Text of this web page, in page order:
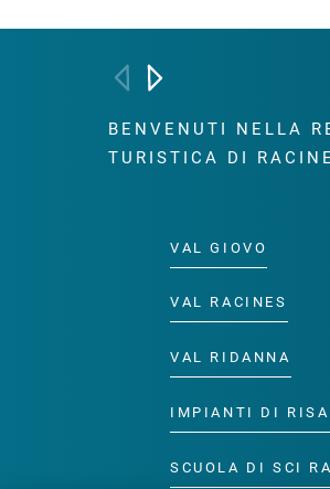
BENVENUTI NELLA
TURISTICA DI
VAL GIOVO
VAL RACINES
VAL RIDANNA
IMPIANTI DI
SCUOLA DI SCI